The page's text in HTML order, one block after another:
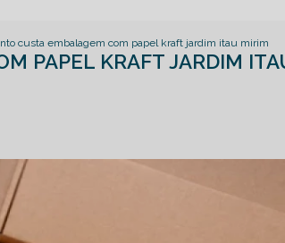
custa embalagem com papel kraft jardim itau mirim
PAPEL KRAFT JARDIM